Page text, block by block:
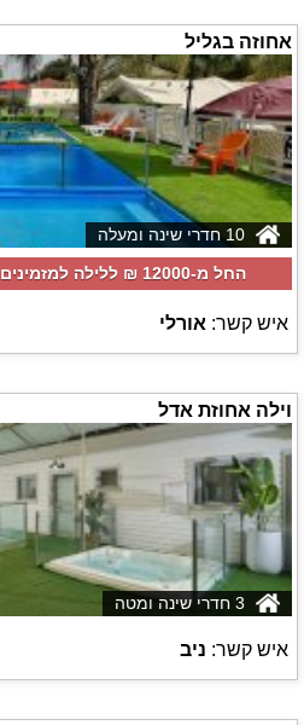
אחוזה בגליל
החל מ-‏12000 ₪ ללילה למזמינים 2 לילות בסופ"ש הקרוב
איש קשר: אורלי
וילה אחוזת אדל
איש קשר: ניב